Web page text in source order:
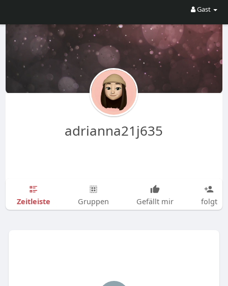
Gast
adrianna21j635
Zeitleiste Gruppen Gefällt mir folgt